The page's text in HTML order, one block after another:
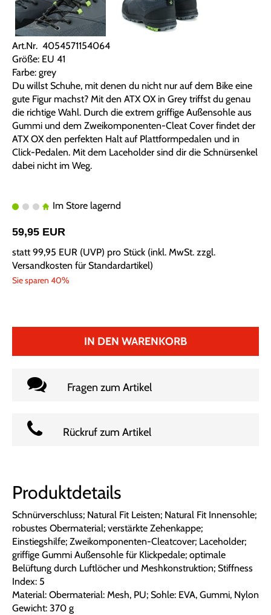
Art.Nr. 4054571154064
Größe: EU 41
Farbe: grey
Du willst Schuhe, mit denen du nicht nur auf dem Bike eine
gute Figur machst? Mit den ATX OX in Grey triffst du genau
die richtige Wahl. Durch die extrem griffige Außensohle aus
Gummi und dem Zweikomponenten-Cleat Cover findet der
ATX OX den perfekten Halt auf Plattformpedalen und in
Click-Pedalen. Mit dem Laceholder sind dir die Schnürsenkel
dabei nicht im Weg.
Im Store lagernd
59,95 EUR
statt99,95 EUR (UVP) pro Stück (inkl. MwSt. zzgl.
Versandkosten für Standardartikel)
Sie sparen 40%
IN DEN WARENKORB
Fragen zum Artikel
Rückruf zum Artikel
Produktdetails
Schnürverschluss; Natural Fit Leisten; Natural Fit Innensohle;
robustes Obermaterial; verstärkte Zehenkappe;
Einstiegshilfe; Zweikomponenten-Cleatcover; Laceholder;
griffige Gummi Außensohle für Klickpedale; optimale
Belüftung durch Luftlöcher und Meshkonstruktion; Stiffness
Index: 5
Material: Obermaterial: Mesh, PU; Sohle: EVA, Gummi, Nylon
Gewicht: 370 g